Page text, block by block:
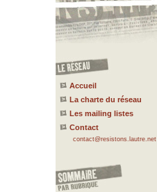
Accueil
La charte du réseau
Les mailing listes
Contact
contact@resistons.lautre.net